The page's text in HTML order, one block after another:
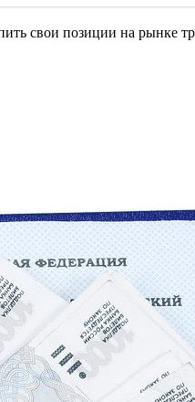
свои позиции на рынке